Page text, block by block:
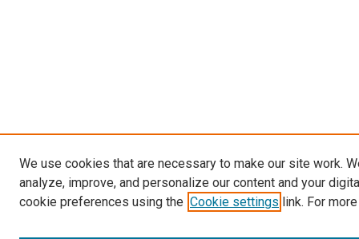
We use cookies that are necessary to make our site work.
analyze, improve, and personalize our content and your
cookie preferences using the Cookie settings link. For